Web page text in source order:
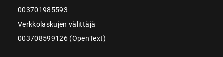
003701985593
Verkkolaskujen välittäjä
003708599126 (OpenText)